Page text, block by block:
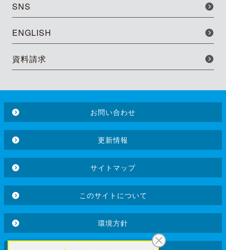
SNS
ENGLISH
資料請求
お問い合わせ
更新情報
サイトマップ
このサイトについて
環境方針